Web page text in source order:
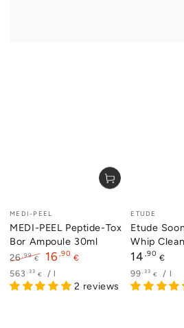
Verkäufer/in:
MEDI-PEEL
MEDI-PEEL Peptide-Tox
Bor Ampoule 30ml
Regulärer
Preis
26 ,99 €
Verkaufspreis
16,90 €
Stückpreis
563 ,33 € / pro
l
2 reviews
Verkäufer/
ETUDE
Etude
Whip
Regulärer
Preis
14,90 €
Stückpreis
99 ,33 € / pro
l